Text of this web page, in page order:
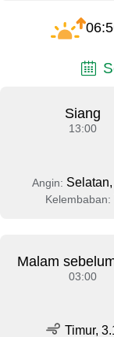
Siang
13:00
Angin:
Kelembaban:
Malam
03:00
Timur,